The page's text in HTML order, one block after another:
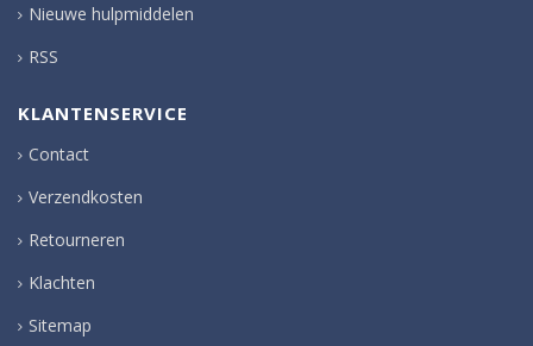
Nieuwe hulpmiddelen
RSS
KLANTENSERVICE
Contact
Verzendkosten
Retourneren
Klachten
Sitemap